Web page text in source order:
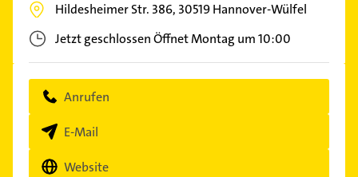
Hildesheimer Str. 386, 30519Hannover-Wülfel
Jetzt geschlossenÖffnet Montag um 10:00
Anrufen
E-Mail
Website